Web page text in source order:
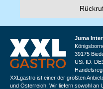
Juma
39175
USt-ID:
XXLgastro ist einer der größten
und Österreich. Wir liefern sowohl an